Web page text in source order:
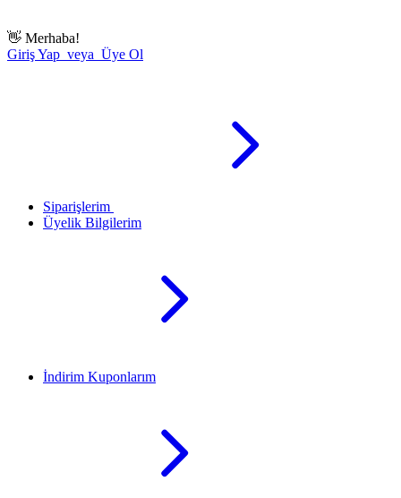
👋 Merhaba!
Giriş Yap veya Üye Ol
Siparişlerim
Üyelik Bilgilerim
İndirim Kuponlarım